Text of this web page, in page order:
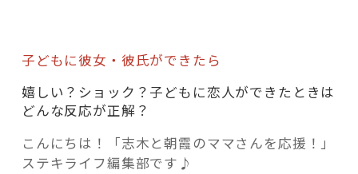
協賛・協力店
コーディネーター紹介
これからの暮らし 住み替え相談
子どもに彼女・彼氏ができたら
嬉しい？ショック？子どもに恋人ができたときは
どんな反応が正解？
こんにちは！「志木と朝霞のママさんを応援！」
ステキライフ編集部です♪